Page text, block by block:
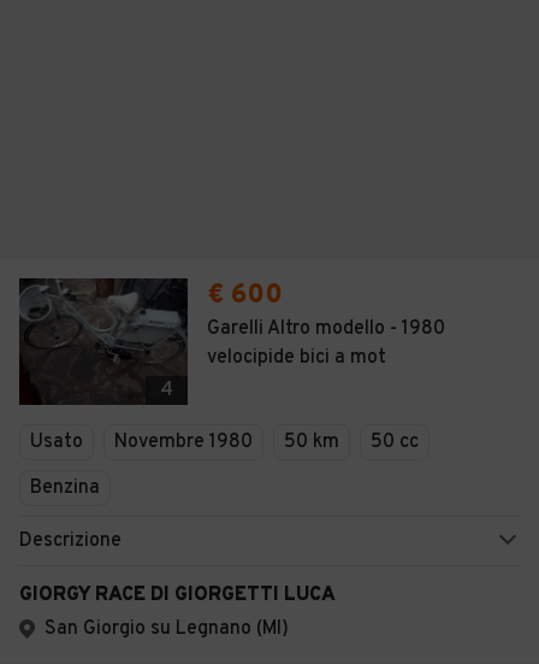
4
€ 600
Garelli Altro modello - 1980
velocipide bici a mot
Usato Novembre 1980 50 km
50 cc
Benzina
Descrizione
GIORGY RACE DI GIORGETTI LUCA
San Giorgio su Legnano (MI)